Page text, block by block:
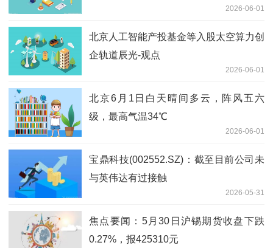
2026-06-01
北京人工智能产投基金等入股太空算力创
企轨道辰光-观点
2026-06-01
北京6月1日白天晴间多云，阵风五六
级，最高气温34℃
2026-06-01
宝鼎科技(002552.SZ)：截至目前公司未
与英伟达有过接触
2026-05-31
焦点要闻：5月30日沪锡期货收盘下跌
0.27%，报425310元